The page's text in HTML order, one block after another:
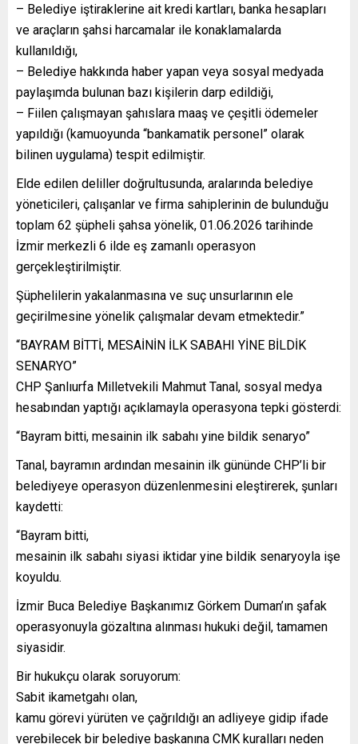
– Belediye iştiraklerine ait kredi kartları, banka hesapları
ve araçların şahsi harcamalar ile konaklamalarda
kullanıldığı,
– Belediye hakkında haber yapan veya sosyal medyada
paylaşımda bulunan bazı kişilerin darp edildiği,
– Fiilen çalışmayan şahıslara maaş ve çeşitli ödemeler
yapıldığı (kamuoyunda “bankamatik personel” olarak
bilinen uygulama) tespit edilmiştir.
Elde edilen deliller doğrultusunda, aralarında belediye
yöneticileri, çalışanlar ve firma sahiplerinin de bulunduğu
toplam 62 şüpheli şahsa yönelik, 01.06.2026 tarihinde
İzmir merkezli 6 ilde eş zamanlı operasyon
gerçekleştirilmiştir.
Şüphelilerin yakalanmasına ve suç unsurlarının ele
geçirilmesine yönelik çalışmalar devam etmektedir.”
“BAYRAM BİTTİ, MESAİNİN İLK SABAHI YİNE BİLDİK
SENARYO”
CHP Şanlıurfa Milletvekili Mahmut Tanal, sosyal medya
hesabından yaptığı açıklamayla operasyona tepki gösterdi:
“Bayram bitti, mesainin ilk sabahı yine bildik senaryo”
Tanal, bayramın ardından mesainin ilk gününde CHP’li bir
belediyeye operasyon düzenlenmesini eleştirerek, şunları
kaydetti:
“Bayram bitti,
mesainin ilk sabahı siyasi iktidar yine bildik senaryoyla işe
koyuldu.
İzmir Buca Belediye Başkanımız Görkem Duman’ın şafak
operasyonuyla gözaltına alınması hukuki değil, tamamen
siyasidir.
Bir hukukçu olarak soruyorum:
Sabit ikametgahı olan,
kamu görevi yürüten ve çağrıldığı an adliyeye gidip ifade
verebilecek bir belediye başkanına CMK kuralları neden